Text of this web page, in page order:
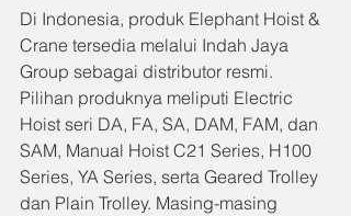
Di Indonesia, produk Elephant Hoist &
Crane tersedia melalui Indah Jaya
Group sebagai distributor resmi.
Pilihan produknya meliputi Electric
Hoist seri DA, FA, SA, DAM, FAM, dan
SAM, Manual Hoist C21 Series, H100
Series, YA Series, serta Geared Trolley
dan Plain Trolley. Masing-masing